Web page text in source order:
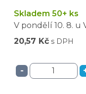
Skladem 50+ ks
V pondělí 10. 8. u
20,57 Kč s DPH
-